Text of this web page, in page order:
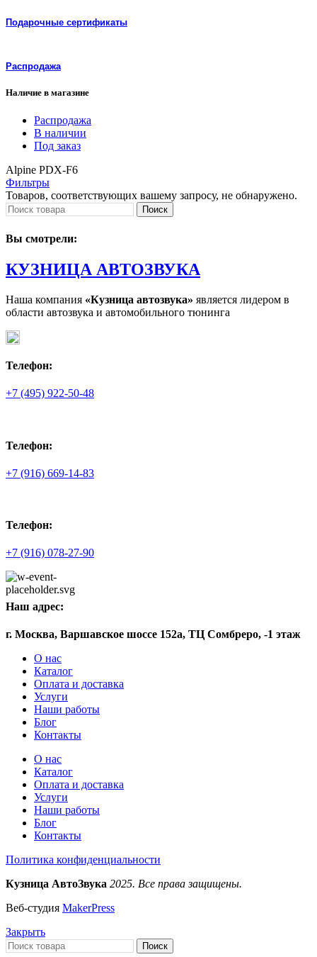
Подарочные сертификаты
Распродажа
Наличие в магазине
Распродажа
В наличии
Под заказ
Alpine PDX-F6
Фильтры
Товаров, соответствующих вашему запросу, не обнаружено.
Поиск
Вы смотрели:
КУЗНИЦА АВТОЗВУКА
Наша компания «Кузница автозвука» является лидером в
области автозвука и автомобильного тюнинга
Телефон:
+7 (495) 922-50-48
Телефон:
+7 (916) 669-14-83
Телефон:
+7 (916) 078-27-90
Наш адрес:
г. Москва, Варшавское шоссе 152а, ТЦ Сомбреро, -1 этаж
О нас
Каталог
Оплата и доставка
Услуги
Наши работы
Блог
Контакты
О нас
Каталог
Оплата и доставка
Услуги
Наши работы
Блог
Контакты
Политика конфиденциальности
Кузница АвтоЗвука 2025. Все права защищены.
Веб-студия MakerPress
Закрыть
Поиск